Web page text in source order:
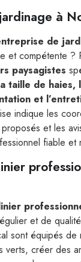
à
de
et compétente ?
paysagistes
taille de haies,
et
indique les
et les
fiable et
et de
sont équipés de
verts, créer des